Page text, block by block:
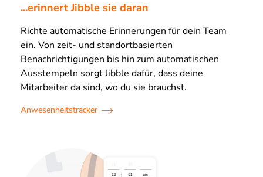
...erinnert Jibble sie daran
Richte automatische Erinnerungen für dein Team
ein. Von zeit- und standortbasierten
Benachrichtigungen bis hin zum automatischen
Ausstempeln sorgt Jibble dafür, dass deine
Mitarbeiter da sind, wo du sie brauchst.
Anwesenheitstracker